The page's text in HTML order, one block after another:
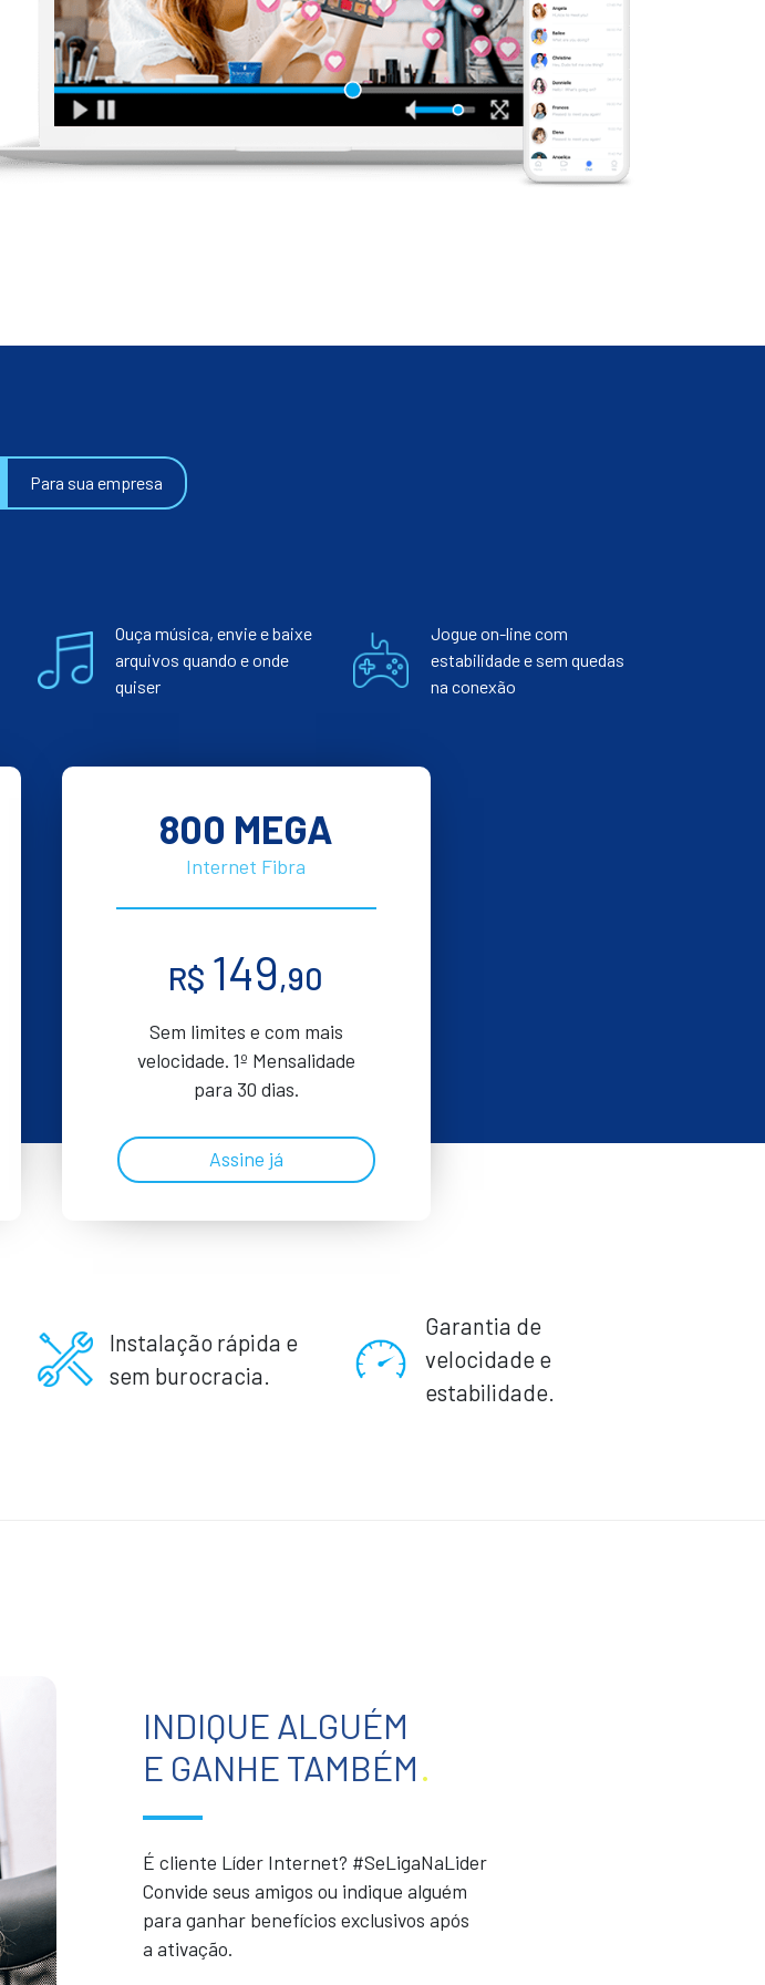
Para sua empresa
Ouça música, envie e baixe
arquivos quando e onde
quiser
Jogue on-line com
estabilidade e sem quedas
na conexão
800 MEGA
Internet Fibra
R$ 149,90
Sem limites e com mais
velocidade. 1º Mensalidade
para 30 dias.
Assine já
Instalação rápida e
sem burocracia.
Garantia de
velocidade e
estabilidade.
INDIQUE ALGUÉM
E GANHE TAMBÉM.
É cliente Líder Internet? #SeLigaNaLider
Convide seus amigos ou indique alguém
para ganhar benefícios exclusivos após
a ativação.